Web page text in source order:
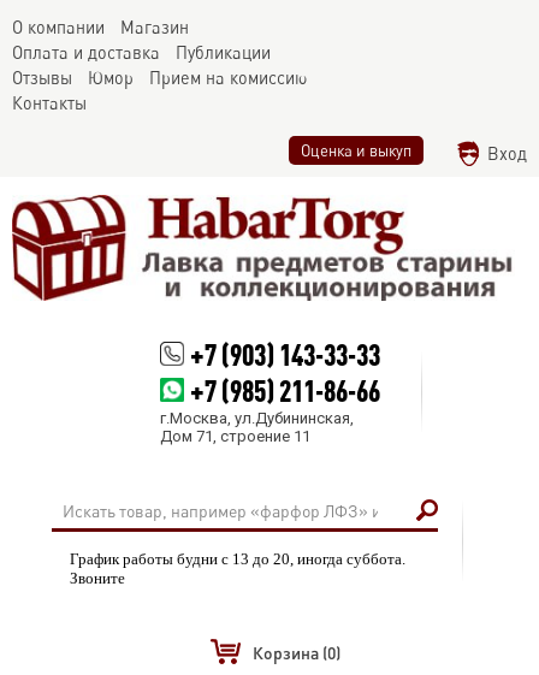
О компании
Магазин
Оплата и доставка
Публикации
Отзывы
Юмор
Прием на комиссию
Контакты
Оценка и выкуп Вход
+7 (903) 143-33-33
+7 (985) 211-86-66
г.Москва, ул.Дубининская,
Дом 71, строение 11
График работы будни с 13 до 20, иногда суббота.
Звоните
Корзина (0)